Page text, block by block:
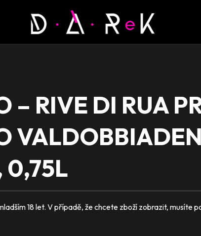
– RIVE DI RUA
0,75L
18 let. V případě, že chcete zboží zobrazit, musíte